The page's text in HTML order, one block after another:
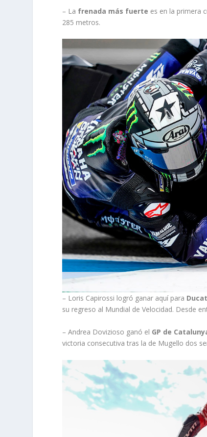
– La frenada más fuerte es en la primera
285 metros.
– Loris Capirossi logró ganar aquí para
su regreso al Mundial de Velocidad. Desde
– Andrea Dovizioso ganó el GP de
victoria consecutiva tras la de Mugello dos